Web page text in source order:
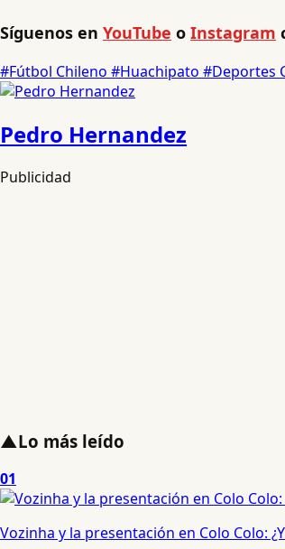
Síguenos en YouTube o Instagram
#Fútbol Chileno #Huachipato #Deportes
Pedro Hernandez
Publicidad
▲Lo más leído
01
Vozinha y la presentación en Colo Colo: